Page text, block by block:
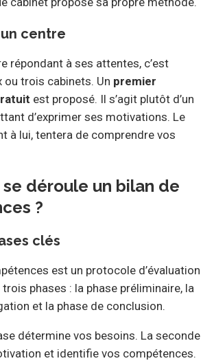
centre
répondant à ses attentes, c’est
ou trois cabinets. Un premier
est proposé. Il s’agit plutôt d’un
d’exprimer ses motivations. Le
à lui, tentera de comprendre vos
déroule un bilan de
?
clés
est un protocole d’évaluation
phases : la phase préliminaire, la
et la phase de conclusion.
détermine vos besoins. La seconde
et identifie vos compétences.